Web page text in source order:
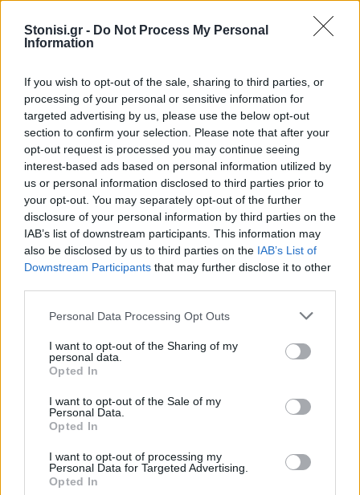
Stonisi.gr - Do Not Process My Personal
Information
If you wish to opt-out of the sale, sharing to third parties, or
processing of your personal or sensitive information for
targeted advertising by us, please use the below opt-out
section to confirm your selection. Please note that after your
opt-out request is processed you may continue seeing
interest-based ads based on personal information utilized by
us or personal information disclosed to third parties prior to
your opt-out. You may separately opt-out of the further
disclosure of your personal information by third parties on the
IAB’s list of downstream participants. This information may
also be disclosed by us to third parties on the IAB’s List of
Downstream Participants that may further disclose it to other
Personal Data Processing Opt Outs
I want to opt-out of the Sharing of my
personal data.
Opted In
I want to opt-out of the Sale of my
Personal Data.
Opted In
I want to opt-out of processing my
Personal Data for Targeted Advertising.
Opted In
φόρων, τα συνολικά φορολογικά έσοδα και
ιδιαίτερα τα έσοδα από τον ΦΠΑ έχουν αυξηθεί
σημαντικά, γεγονός που –κατά την εκτίμησή του–
αποδεικνύει μεγαλύτερη φορολογική επιβάρυνση
των πολιτών.
Τεμπονέρας: «Πρωτοφανής συγκέντρωση
σκανδάλων»
Στο δεύτερο μέρος της παρουσίασης, ο Διονύσης
Τεμπονέρας επικέντρωσε την κριτική του στα
ζητήματα θεσμών και διαφάνειας.
στελέχη, κάνοντας λόγο για περισσότερα από 44
πρόσωπα που εμπλέκονται –κατά την παράταξη–
σε σοβαρές υποθέσεις διαφθοράς.
Μεταξύ άλλων, αναφέρθηκε στις υποκλοπές, στην
υπόθεση των Τεμπών, στον ΟΠΕΚΕΠΕ, στις
δεδομένων αποδήμων, υποστηρίζοντας ότι κοινός
παρονομαστής όλων αυτών είναι η λειτουργία